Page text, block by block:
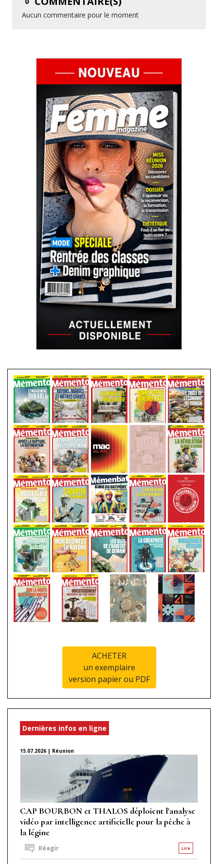
Aucun commentaire pour le moment
ACHETER
un exemplaire
version papier ou PDF
Dernières infos en ligne
15.07.2026 | Réunion
CAP BOURBON et THALOS déploient l'analyse
vidéo par intelligence artificielle pour la pêche à
la légine
Lire
Réagir